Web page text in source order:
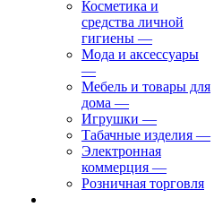
Косметика и
средства личной
гигиены —
Мода и аксессуары
—
Мебель и товары для
дома —
Игрушки —
Табачные изделия —
Электронная
коммерция —
Розничная торговля